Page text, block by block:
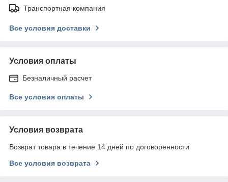
Транспортная компания
Все условия доставки
Условия оплаты
Безналичный расчет
Все условия оплаты
Условия возврата
Возврат товара в течение 14 дней по договоренности
Все условия возврата